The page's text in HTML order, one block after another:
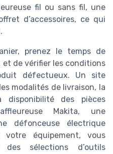
fil ou sans fil, une
d’accessoires, ce qui
prenez le temps de
et de vérifier les conditions
défectueux. Un site
modalités de livraison, la
des pièces
Makita, une
défonceuse électrique
votre équipement, vous
sélections d’outils